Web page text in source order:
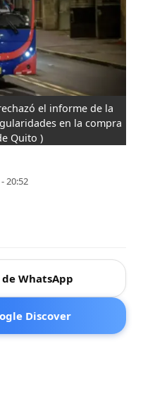
el informe de la
en la compra
Quito )
20:52
WhatsApp
Discover